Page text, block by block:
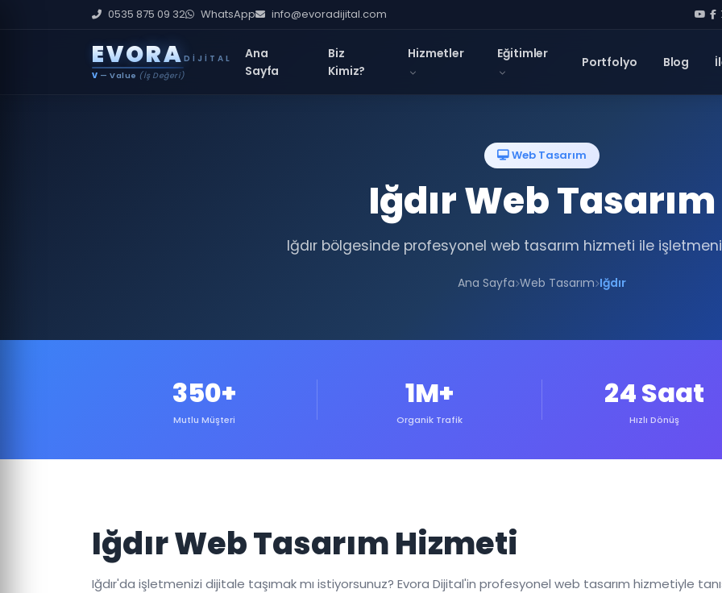
0535 875 09 32 WhatsApp info@evoradijital.com
EVORA DIJITAL
V — Value (İş Değeri)
Ana
Sayfa
Biz
Kimiz?
Hizmetler Eğitimler
Portfolyo Blog
Web Tasarım
Iğdır Web Tasarım
Iğdır bölgesinde profesyonel web tasarım hizmeti ile
Ana Sayfa Web Tasarım Iğdır
350+
Mutlu Müşteri
1M+
Organik Trafik
24 Saat
Hızlı Dönüş
Iğdır Web Tasarım Hizmeti
Iğdır'da işletmenizi dijitale taşımak mı istiyorsunuz? Evora Dijital'in profesyonel web tasarım hizmetiyle